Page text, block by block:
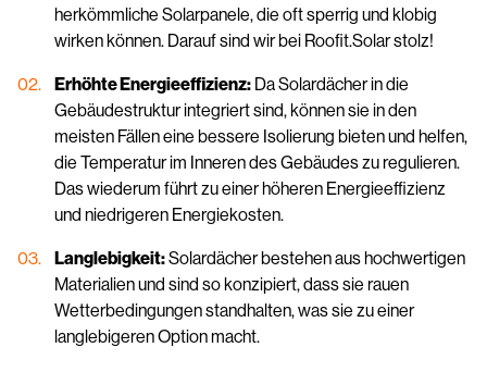
herkömmliche Solarpanele, die oft sperrig und klobig
wirken können. Darauf sind wir bei Roofit.Solar stolz!
Erhöhte Energieeffizienz: Da Solardächer in die
Gebäudestruktur integriert sind, können sie in den
meisten Fällen eine bessere Isolierung bieten und helfen,
die Temperatur im Inneren des Gebäudes zu regulieren.
Das wiederum führt zu einer höheren Energieeffizienz
und niedrigeren Energiekosten.
Langlebigkeit:Solardächer bestehen aus hochwertigen
Materialien und sind so konzipiert, dass sie rauen
Wetterbedingungen standhalten, was sie zu einer
langlebigeren Option macht.